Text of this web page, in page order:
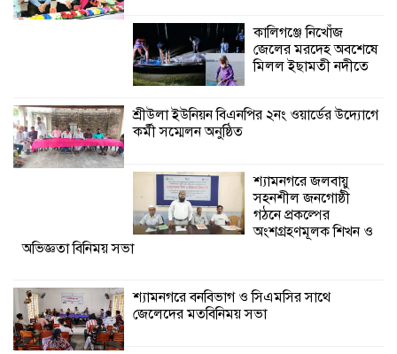
অনুষ্ঠিত
শ্যামনগরে জলবায়ু সহনশীল জনগোষ্ঠী গঠনে
বিনিময় সভা
জেলেদের মতবিনিময় সভা
কালিগঞ্জে নিখোঁজ
জেলের মরদেহ অবশেষে
মিলল ইছামতী নদীতে
শ্রীউলা ইউনিয়ন বিএনপির ২নং ওয়ার্ডের উদ্যোগে
কর্মী সম্মেলন অনুষ্ঠিত
শ্যামনগরে জলবায়ু
সহনশীল জনগোষ্ঠী
গঠনে প্রকল্পের
অংশগ্রহণমূলক শিখন ও
অভিজ্ঞতা বিনিময় সভা
শ্যামনগরে বনবিভাগ ও সিএমসির সাথে
জেলেদের মতবিনিময় সভা